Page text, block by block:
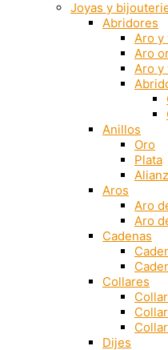
Joyas y
Abridores
Aro y
Aro
Aro y
Anillos
Oro
Plata
Aros
Aro
Aro
Cadenas
Collares
Dijes